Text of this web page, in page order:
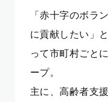
「赤十字のボラ
に貢献したい」
って市町村ごと
ープ。
主に、高齢者支